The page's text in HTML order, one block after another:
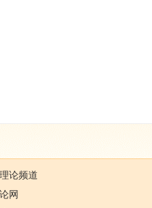
论频道
网